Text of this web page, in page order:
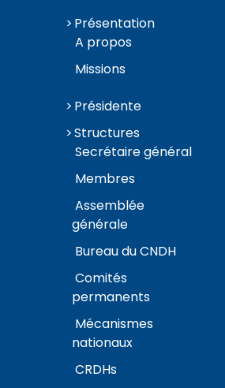
Présentation
A propos
Missions
Présidente
Structures
Secrétaire général
Membres
Assemblée
générale
Bureau du CNDH
Comités
permanents
Mécanismes
nationaux
CRDHs